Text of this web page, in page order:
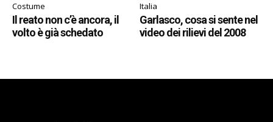
Costume
Il reato non c’è ancora, il
volto è già schedato
Italia
Garlasco, cosa si sente nel
video dei rilievi del 2008